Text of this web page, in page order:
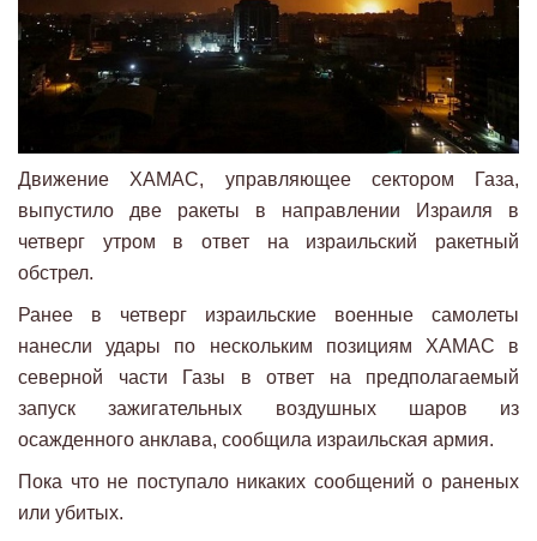
Движение ХАМАС, управляющее сектором Газа,
выпустило две ракеты в направлении Израиля в
четверг утром в ответ на израильский ракетный
обстрел.
Ранее в четверг израильские военные самолеты
нанесли удары по нескольким позициям ХАМАС в
северной части Газы в ответ на предполагаемый
запуск зажигательных воздушных шаров из
осажденного анклава, сообщила израильская армия.
Пока что не поступало никаких сообщений о раненых
или убитых.